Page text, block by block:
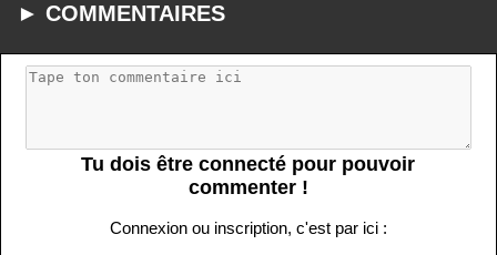
► COMMENTAIRES
Tu dois être connecté pour pouvoir
commenter !
Connexion ou inscription, c'est par ici :